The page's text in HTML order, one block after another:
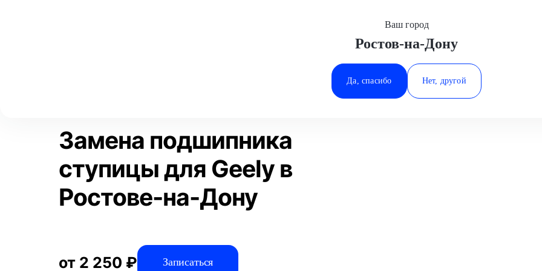
Минеральные Воды
Ростов-на-Дону
Ставрополь
Ваш город
Ростов-на-Дону
Да, спасибо Нет, другой
Замена подшипника ступицы Geely
Статьи
Замена подшипника
ступицы для Geely в
Ростове-на-Дону
от 2 250 ₽ Записаться